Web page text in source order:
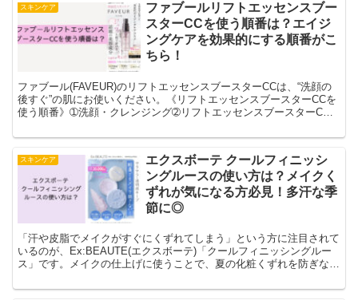
スキンケア
ファブールリフトエッセンスブー
スターCCを使う順番は？エイジ
ングケアを効果的にする順番がこ
ちら！
ファブール(FAVEUR)のリフトエッセンスブースターCCは、“洗顔の
後すぐ”の肌にお使いください。《リフトエッセンスブースターCCを
使う順番》➀洗顔・クレンジング➁リフトエッセンスブースターCC➂
CCは「洗顔後すぐ」にお使いいただく導入美容液です。もし使う順
年齢に応じたエイジングケアを効果的に行うためには、この正しい順
番でお使いください。
スキンケア
エクスボーテ クールフィニッシ
ングルースの使い方は？メイクく
ずれが気になる方必見！多汗な季
節に◎
「汗や皮脂でメイクがすぐにくずれてしまう」という方に注目されて
いるのが、Ex:BEAUTE(エクスボーテ)「クールフィニッシングルー
ス」です。メイクの仕上げに使うことで、夏の化粧くずれを防ぎなが